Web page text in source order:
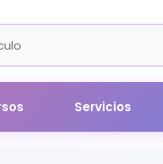
Servicios